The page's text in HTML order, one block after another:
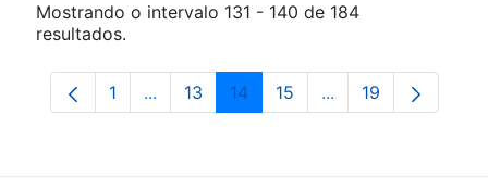
Mostrando o intervalo 131 - 140 de 184
resultados.
Páxina
1 ...Páxinas intermedias Use pestaña para
Páxina
13 Páxina
14 Páxina
15 ...PáxinasPáxina
19